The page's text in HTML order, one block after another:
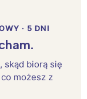
· 5 DNI
skąd biorą się
możesz z